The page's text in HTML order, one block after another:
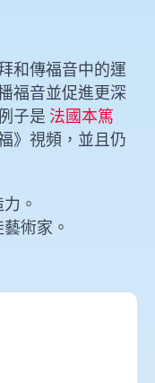
和傳福音中的運
福音並促進更深
子是 法國本篤
》視頻，並且仍
。
術家。